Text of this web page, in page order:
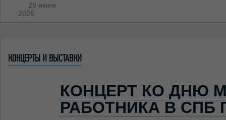
29 июня
2026
КОНЦЕРТЫ И ВЫСТАВКИ
КОНЦЕРТ КО ДНЮ
РАБОТНИКА В СПБ